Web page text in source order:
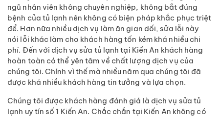
ngũ nhân viên không chuyên nghiệp, không bắt đúng
bệnh của tủ lạnh nên không có biện pháp khắc phục triệt
để. Hơn nữa nhiều dịch vụ làm ăn gian dối, sửa lỗi này
nói lỗi khác làm cho khách hàng tốn kém khá nhiều chi
phí. Đến với dịch vụ sửa tủ lạnh tại Kiến An khách hàng
hoàn toàn có thể yên tâm về chất lượng dịch vụ của
chúng tôi. Chính vì thế mà nhiều năm qua chúng tôi đã
được khá nhiều khách hàng tin tưởng và lựa chọn.
Chúng tôi được khách hàng đánh giá là dịch vụ sửa tủ
lạnh uy tín số 1 Kiến An. Chắc chắn tại Kiến An không có